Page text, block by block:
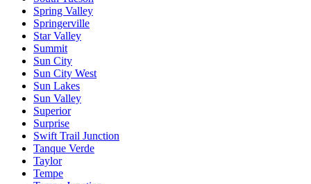
Spring Valley
Springerville
Star Valley
Summit
Sun City
Sun City West
Sun Lakes
Sun Valley
Superior
Surprise
Swift Trail Junction
Tanque Verde
Taylor
Tempe